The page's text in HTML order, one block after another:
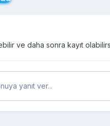
ve daha sonra kayıt
yanıt ver...